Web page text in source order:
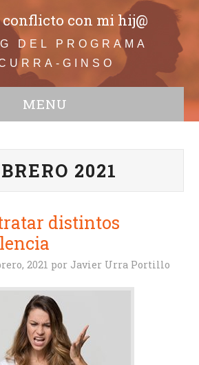
conflicto con mi hij@
DEL PROGRAMA
GINSO
MENU
2021
distintos
2021 por Javier Urra Portillo